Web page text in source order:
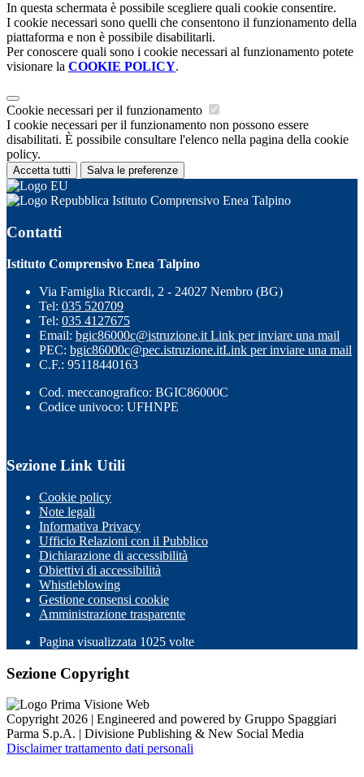
In questa schermata è possibile scegliere quali cookie consentire.
I cookie necessari sono quelli che consentono il funzionamento della
piattaforma e non è possibile disabilitarli.
Per conoscere quali sono i cookie necessari al funzionamento potete
visionare la COOKIE POLICY.
Cookie necessari per il funzionamento
I cookie necessari per il funzionamento non possono essere
disabilitati. È possibile consultare l'elenco nella pagina della cookie
policy.
Accetta tutti Salva le preferenze
Istituto Comprensivo Enea Talpino
Contatti
Istituto Comprensivo Enea Talpino
Via Famiglia Riccardi, 2 - 24027 Nembro (BG)
Tel: 035 520709
Tel: 035 4127675
Email: bgic86000c@istruzione.it Link per inviare una mail
PEC: bgic86000c@pec.istruzione.itLink per inviare una mail
C.F.: 95118440163
Cod. meccanografico: BGIC86000C
Codice univoco: UFHNPE
Sezione Link Utili
Cookie policy
Note legali
Informativa Privacy
Ufficio Relazioni con il Pubblico
Dichiarazione di accessibilità
Obiettivi di accessibilità
Whistleblowing
Gestione consensi cookie
Amministrazione trasparente
Pagina visualizzata 1025 volte
Sezione Copyright
Copyright 2026 | Engineered and powered by Gruppo Spaggiari
Parma S.p.A. | Divisione Publishing & New Social Media
Disclaimer trattamento dati personali